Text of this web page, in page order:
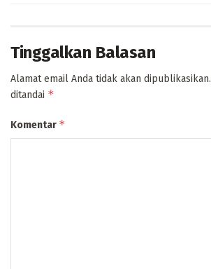
Tinggalkan Balasan
Alamat email Anda tidak akan dipublikasikan.
ditandai *
Komentar *